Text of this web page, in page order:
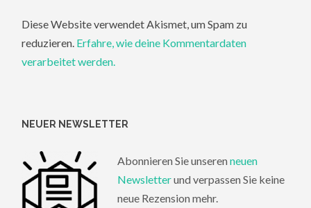
Diese Website verwendet Akismet, um Spam zu
reduzieren. Erfahre, wie deine Kommentardaten
verarbeitet werden.
NEUER NEWSLETTER
Abonnieren Sie unseren neuen
Newsletterund verpassen Sie keine
neue Rezension mehr.